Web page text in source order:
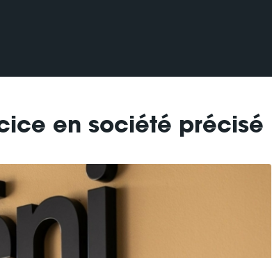
en société précisé